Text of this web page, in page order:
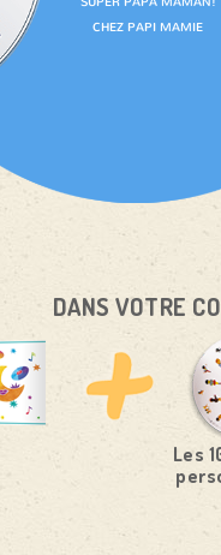
DANS VOTRE
Les